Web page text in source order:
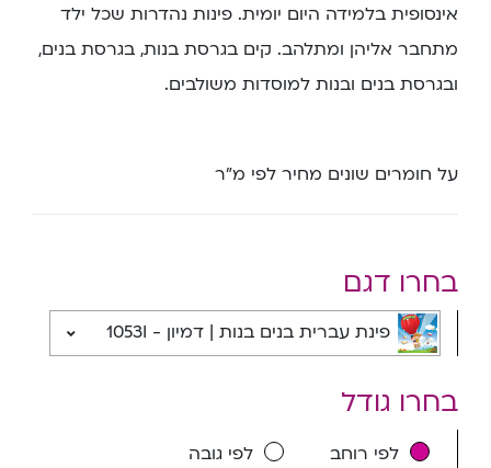
אינסופית בלמידה היום יומית. פינות נהדרות שכל ילד
מתחבר אליהן ומתלהב. קים בגרסת בנות, בגרסת בנים,
ובגרסת בנים ובנות למוסדות משולבים.
על חומרים שונים מחיר לפי מ”ר
בחרו דגם
פינת עברית בנים בנות | דמיון - 1053I
בחרו גודל
לפי רוחב לפי גובה